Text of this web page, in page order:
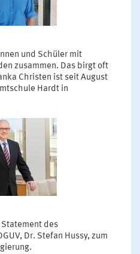
und Schüler mit
zusammen. Das birgt oft
Christen ist seit August
Hardt in
des
Dr. Stefan Hussy, zum